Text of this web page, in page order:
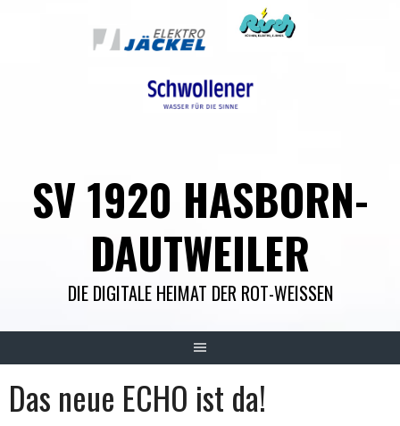
SV 1920 HASBORN-
DAUTWEILER
DIE DIGITALE HEIMAT DER ROT-WEISSEN
Das neue ECHO ist da!